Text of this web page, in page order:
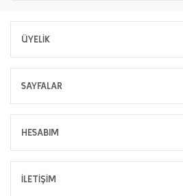
ÜYELİK
SAYFALAR
HESABIM
İLETİŞİM